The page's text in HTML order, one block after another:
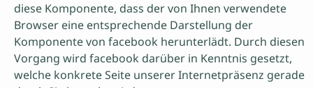
diese Komponente, dass der von Ihnen verwendete
Browser eine entsprechende Darstellung der
Komponente von facebook herunterlädt. Durch diesen
Vorgang wird facebook darüber in Kenntnis gesetzt,
welche konkrete Seite unserer Internetpräsenz gerade